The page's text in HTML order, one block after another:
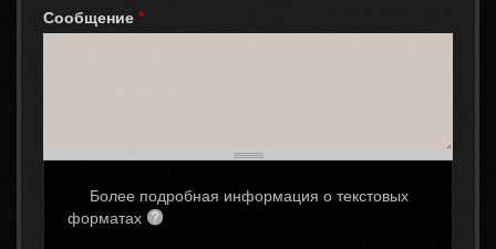
Сообщение *
Более подробная информация о текстовых
форматах